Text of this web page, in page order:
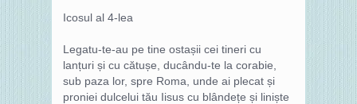
Icosul al 4-lea
Legatu-te-au pe tine ostașii cei tineri cu
lanțuri și cu cătușe, ducându-te la corabie,
sub paza lor, spre Roma, unde ai plecat și
proniei dulcelui tău Iisus cu blândețe și liniște